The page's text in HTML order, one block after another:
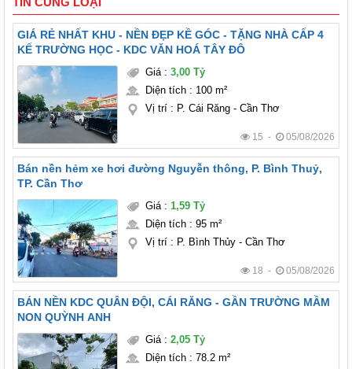
GIÁ RẺ NHẤT KHU - NỀN ĐẸP KỀ GÓC - TẶNG NHÀ CẤP 4
KẾ TRƯỜNG HỌC - KDC VĂN HOÁ TÂY ĐÔ
Giá: 3,00 Tỷ
Diện tích: 100 m²
Vị trí: P. Cái Răng - Cần Thơ
15 - 05/08/2026
Bán nền hẻm xe hơi đường Nguyễn thông, P. Bình Thuỷ,
TP. Cần Thơ
Giá: 1,59 Tỷ
Diện tích: 95 m²
Vị trí: P. Bình Thủy - Cần Thơ
18 - 05/08/2026
BÁN NỀN KDC QUÂN ĐỘI, CÁI RĂNG - GẦN TRƯỜNG MẦM
NON QUỲNH ANH
Giá: 2,05 Tỷ
Diện tích: 78.2 m²